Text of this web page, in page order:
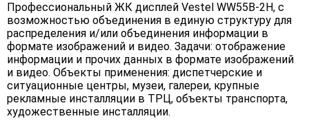
Профессиональный ЖК дисплей Vestel WW55B-2H, с
возможностью объединения в единую структуру для
распределения и/или объединения информации в
формате изображений и видео. Задачи: отображение
информации и прочих данных в формате изображений
и видео. Объекты применения: диспетчерские и
ситуационные центры, музеи, галереи, крупные
рекламные инсталляции в ТРЦ, объекты транспорта,
художественные инсталляции.